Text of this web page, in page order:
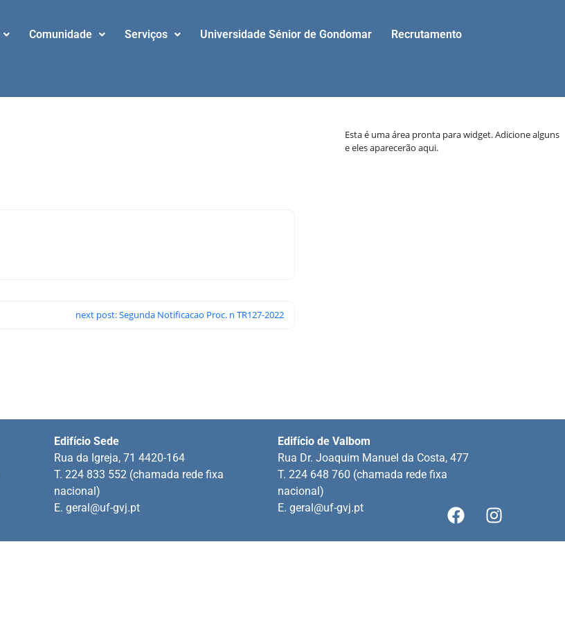
Comunidade Serviços Universidade Sénior de Gondomar Recrutamento
next post: Segunda Notificacao Proc. n TR127-2022
Esta é uma área pronta para widget. Adicione alguns
e eles aparecerão aqui.
Edifício Sede
Rua da Igreja, 71 4420-164
T. 224 833 552 (chamada rede fixa
nacional)
E.geral@uf-gvj.pt
Edifício de Valbom
Rua Dr. Joaquim Manuel da Costa, 477
T. 224 648 760 (chamada rede fixa
nacional)
E.geral@uf-gvj.pt